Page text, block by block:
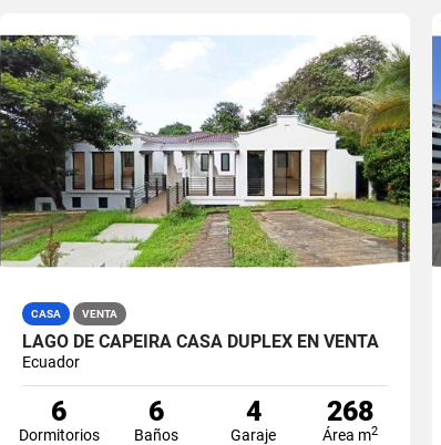
CASA VENTA
LAGO DE CAPEIRA CASA DUPLEX EN VENTA
Ecuador
6
Dormitorios
6
Baños
4
Garaje
268
Área m2